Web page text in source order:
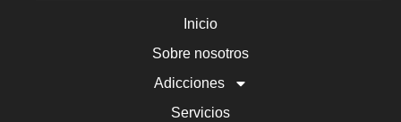
Inicio
Sobre nosotros
Adicciones
Servicios